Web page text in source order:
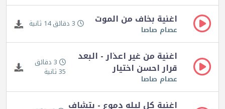
اغنية بخاف من الموت
عصام صاصا 3 دقائق 14 ثانية
اغنية من غير اعذار - البعد
قرار احسن اختيار
عصام صاصا
3 دقائق
35 ثانية
اغنية كل ليله دموع - بتشاف